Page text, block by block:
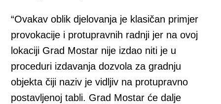
“Ovakav oblik djelovanja je klasičan primjer
provokacije i protupravnih radnji jer na ovoj
lokaciji Grad Mostar nije izdao niti je u
proceduri izdavanja dozvola za gradnju
objekta čiji naziv je vidljiv na protupravno
postavljenoj tabli. Grad Mostar će dalje